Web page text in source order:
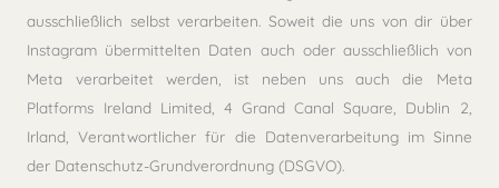
ausschließlich selbst verarbeiten. Soweit die uns von dir über
Instagram übermittelten Daten auch oder ausschließlich von
Meta verarbeitet werden, ist neben uns auch die Meta
Platforms Ireland Limited, 4 Grand Canal Square, Dublin 2,
Irland, Verantwortlicher für die Datenverarbeitung im Sinne
der Datenschutz-Grundverordnung (DSGVO).